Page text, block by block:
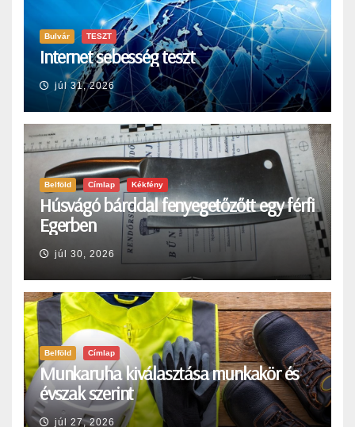
Bulvár TESZT
Internet sebesség teszt
júl 31, 2026
Belföld Címlap Kékfény
Húsvágó bárddal fenyegetőzőtt egy férfi
Egerben
júl 30, 2026
Belföld Címlap
Munkaruha kiválasztása munkakör és
évszak szerint
júl 27, 2026